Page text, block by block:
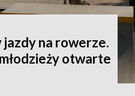
jazdy na rowerze.
otwarte